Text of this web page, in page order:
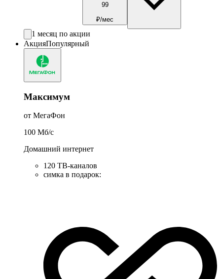
99
₽/мес
1 месяц по акции
АкцияПопулярный
Максимум
от МегаФон
100 Мб/c
Домашний интернет
120 ТВ-каналов
симка в подарок: